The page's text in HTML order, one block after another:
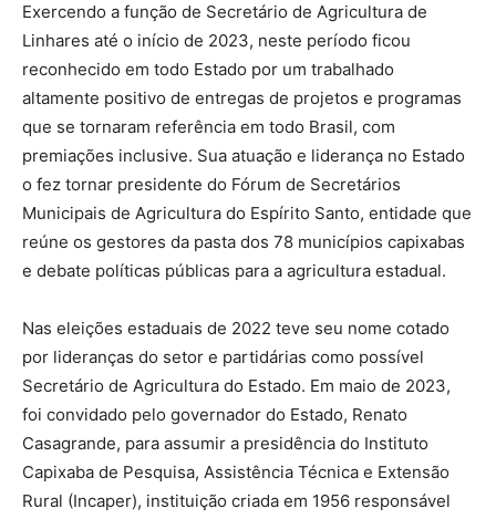
Exercendo a função de Secretário de Agricultura de
Linhares até o início de 2023, neste período ficou
reconhecido em todo Estado por um trabalhado
altamente positivo de entregas de projetos e programas
que se tornaram referência em todo Brasil, com
premiações inclusive. Sua atuação e liderança no Estado
o fez tornar presidente do Fórum de Secretários
Municipais de Agricultura do Espírito Santo, entidade que
reúne os gestores da pasta dos 78 municípios capixabas
e debate políticas públicas para a agricultura estadual.
Nas eleições estaduais de 2022 teve seu nome cotado
por lideranças do setor e partidárias como possível
Secretário de Agricultura do Estado. Em maio de 2023,
foi convidado pelo governador do Estado, Renato
Casagrande, para assumir a presidência do Instituto
Capixaba de Pesquisa, Assistência Técnica e Extensão
Rural (Incaper), instituição criada em 1956 responsável